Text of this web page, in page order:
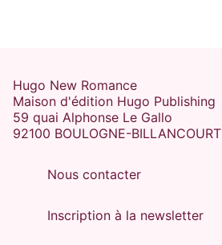
Hugo New Romance
Maison d'édition Hugo Publishing
59 quai Alphonse Le Gallo
92100 BOULOGNE-BILLANCOURT
Nous contacter
Inscription à la newsletter